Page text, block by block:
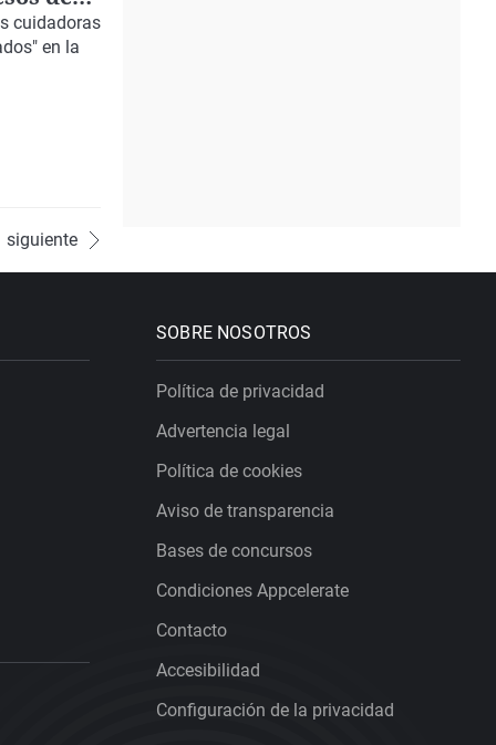
cuidadoras
en la
siguiente
SOBRE NOSOTROS
Política de privacidad
Advertencia legal
Política de cookies
Aviso de transparencia
Bases de concursos
Condiciones Appcelerate
Contacto
Accesibilidad
Configuración de la privacidad